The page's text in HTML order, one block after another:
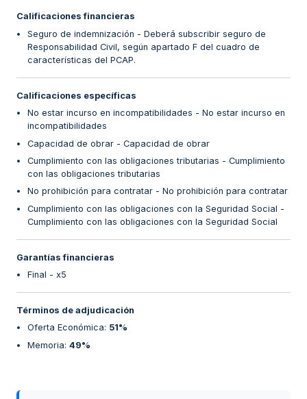
Calificaciones financieras
Seguro de indemnización - Deberá subscribir seguro de
Responsabilidad Civil, según apartado F del cuadro de
características del PCAP.
Calificaciones específicas
No estar incurso en incompatibilidades - No estar incurso en
incompatibilidades
Capacidad de obrar - Capacidad de obrar
Cumplimiento con las obligaciones tributarias - Cumplimiento
con las obligaciones tributarias
No prohibición para contratar - No prohibición para contratar
Cumplimiento con las obligaciones con la Seguridad Social -
Cumplimiento con las obligaciones con la Seguridad Social
Garantías financieras
Final - x5
Términos de adjudicación
Oferta Económica: 51%
Memoria: 49%